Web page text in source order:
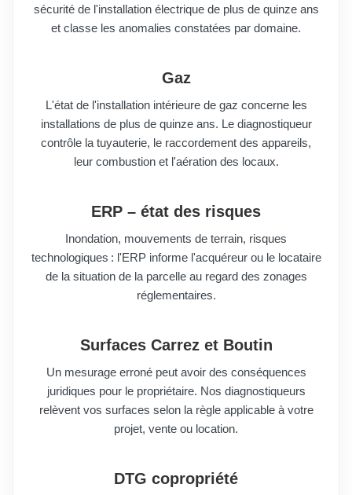
sécurité de l'installation électrique de plus de quinze ans
et classe les anomalies constatées par domaine.
Gaz
L'état de l'installation intérieure de gaz concerne les
installations de plus de quinze ans. Le diagnostiqueur
contrôle la tuyauterie, le raccordement des appareils,
leur combustion et l'aération des locaux.
ERP – état des risques
Inondation, mouvements de terrain, risques
technologiques : l'ERP informe l'acquéreur ou le locataire
de la situation de la parcelle au regard des zonages
réglementaires.
Surfaces Carrez et Boutin
Un mesurage erroné peut avoir des conséquences
juridiques pour le propriétaire. Nos diagnostiqueurs
relèvent vos surfaces selon la règle applicable à votre
projet, vente ou location.
DTG copropriété